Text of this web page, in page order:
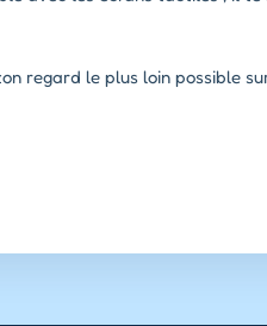
regard le plus loin possible